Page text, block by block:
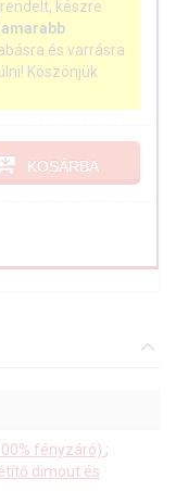
készre
és varrásra
Köszönjük
KOSÁRBA
fényzáró) ;
dimout és